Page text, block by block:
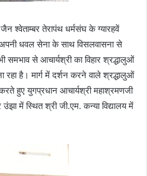
श्वेताम्बर तेरापंथ धर्मसंघ के ग्यारहवें
धवल सेना के साथ विसलवासना से
समभाव से आचार्यश्री का विहार श्रद्धालुओं
है। मार्ग में दर्शन करने वाले श्रद्धालुओं
हुए युगप्रधान आचार्यश्री महाश्रमणजी
में स्थित श्री जी.एम. कन्या विद्यालय में